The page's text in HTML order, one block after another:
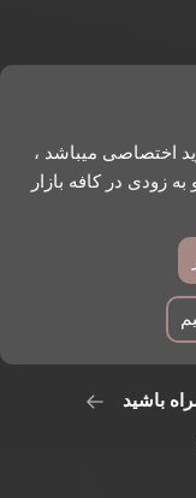
اختصاصی میباشد ،
به زودی در کافه بازار
باشید